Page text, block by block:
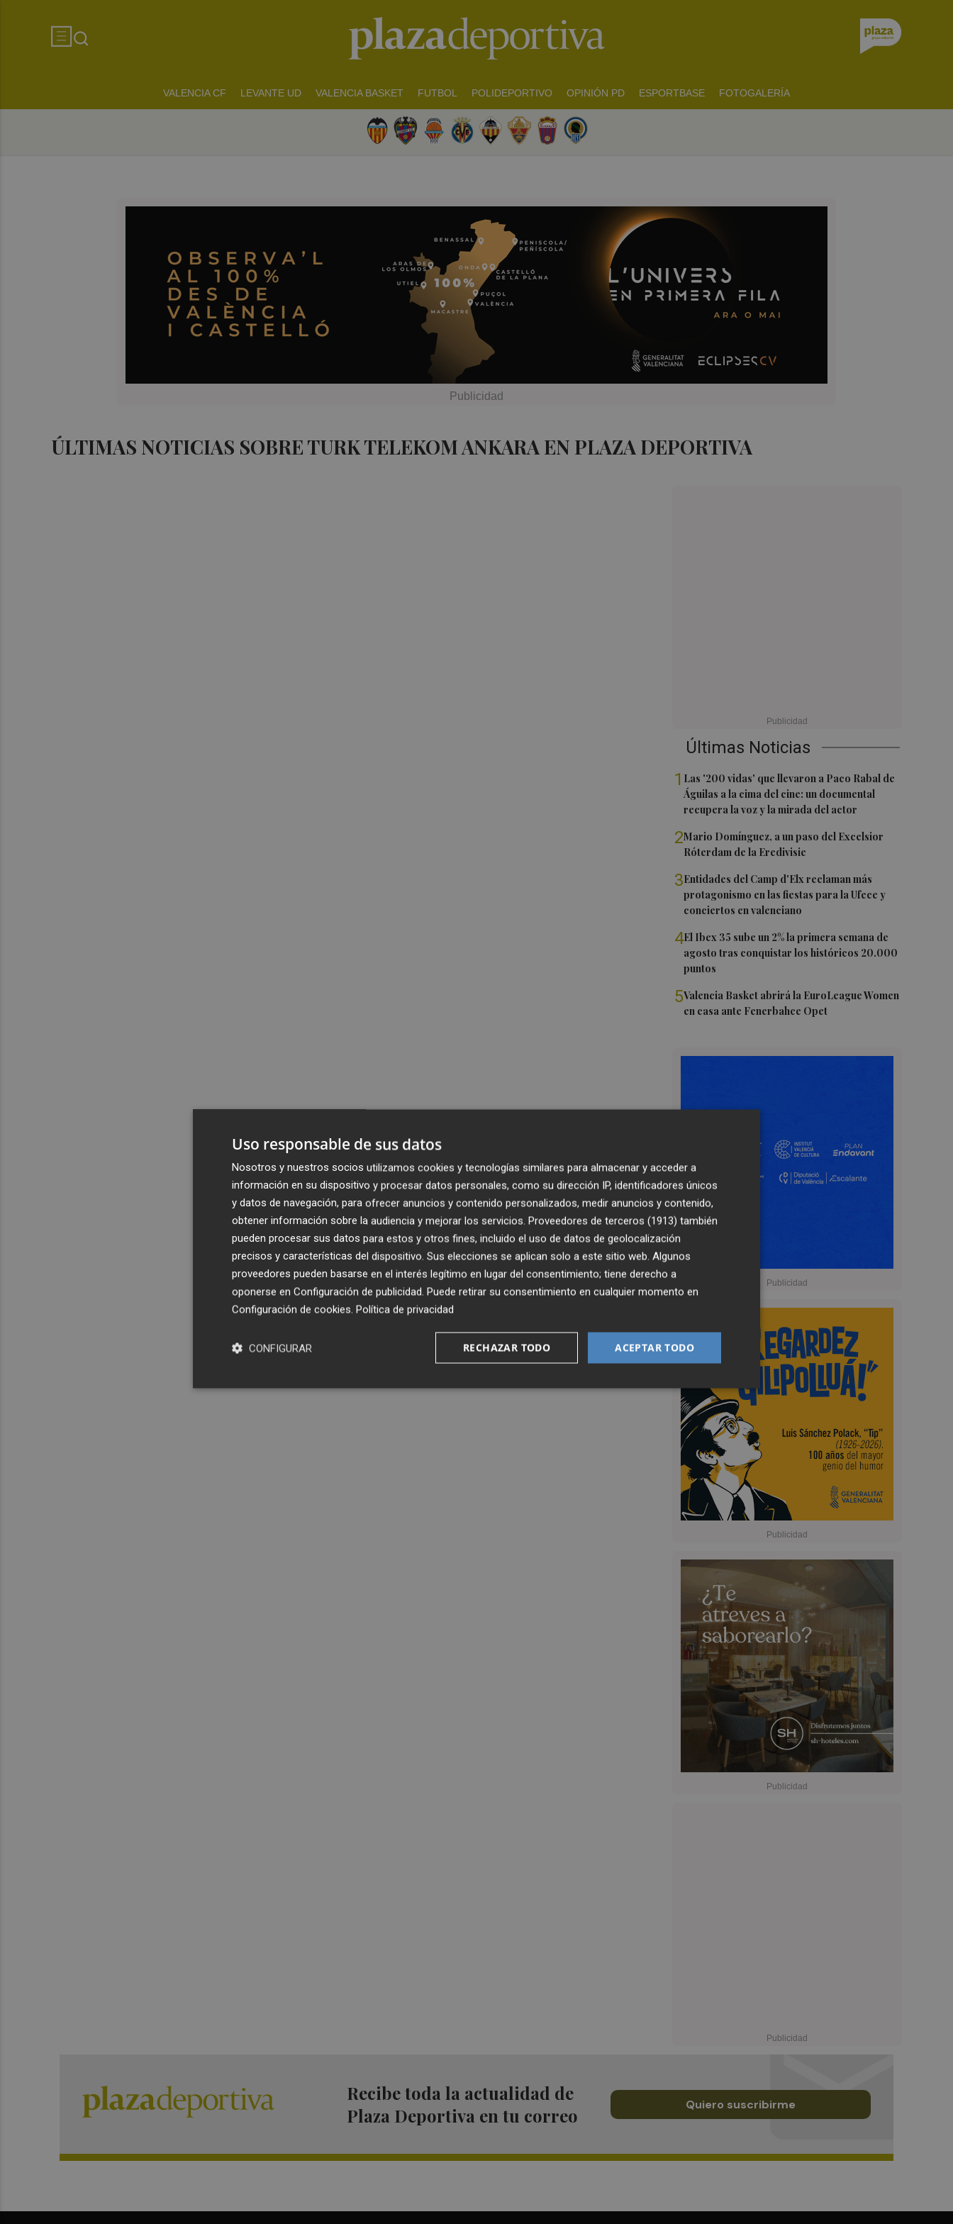
VALENCIA CF LEVANTE UD VALENCIA BASKET FUTBOL POLIDEPORTIVO OPINIÓN PD ESPORTBASE FOTOGALERÍA
ÚLTIMAS NOTICIAS SOBRE TURK TELEKOM ANKARA EN PLAZA DEPORTIVA
Últimas Noticias
1 Las '200 vidas' que llevaron a Paco Rabal de
Águilas a la cima del cine: un documental
recupera la voz y la mirada del actor
2Mario Domínguez, a un paso del Excelsior
Róterdam de la Eredivisie
3Entidades del Camp d'Elx reclaman más
protagonismo en las fiestas para la Ufece y
conciertos en valenciano
4El Ibex 35 sube un 2% la primera semana de
agosto tras conquistar los históricos 20.000
puntos
5Valencia Basket abrirá la EuroLeague Women
en casa ante Fenerbahce Opet
Recibe toda la actualidad de
Plaza Deportiva en tu correo
Quiero suscribirme
Uso responsable de sus datos
Nosotros y nuestros socios utilizamos cookies y tecnologías similares para almacenar y acceder a
información en su dispositivo y procesar datos personales, como su dirección IP, identificadores únicos
y datos de navegación, para ofrecer anuncios y contenido personalizados, medir anuncios y contenido,
obtener información sobre la audiencia y mejorar los servicios. Proveedores de terceros (1913) también
pueden procesar sus datos para estos y otros fines, incluido el uso de datos de geolocalización
precisos y características del dispositivo. Sus elecciones se aplican solo a este sitio web. Algunos
proveedores pueden basarse en el interés legítimo en lugar del consentimiento; tiene derecho a
oponerse en Configuración de publicidad. Puede retirar su consentimiento en cualquier momento en
Configuración de cookies. Política de privacidad
ACEPTAR TODO
RECHAZAR TODO
CONFIGURAR